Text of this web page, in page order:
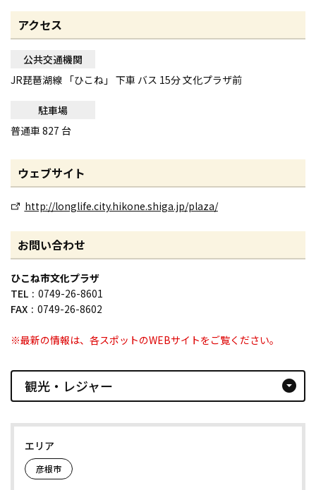
アクセス
公共交通機関
JR琵琶湖線 「ひこね」 下車 バス 15分 文化プラザ前
駐車場
普通車 827 台
ウェブサイト
http://longlife.city.hikone.shiga.jp/plaza/
お問い合わせ
ひこね市文化プラザ
TEL
0749-26-8601
FAX
0749-26-8602
※最新の情報は、各スポットのWEBサイトをご覧ください。
観光・レジャー arrow_drop_down_circle
エリア
彦根市